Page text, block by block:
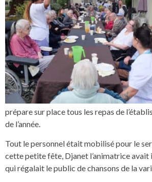
prépare sur place tous les repas de
de l’année.
Tout le personnel était mobilisé pour le
cette petite fête, Djanet l’animatrice
qui régalait le public de chansons de la